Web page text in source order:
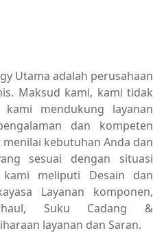
Utama adalah perusahaan
Maksud kami, kami tidak
mendukung layanan
dan kompeten
kebutuhan Anda dan
sesuai dengan situasi
meliputi Desain dan
Layanan komponen,
Suku Cadang &
layanan dan Saran.